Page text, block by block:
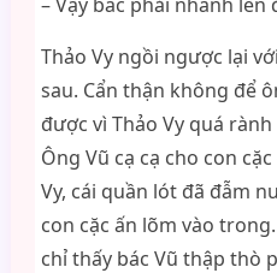
Thảo Vy ngồi ngược lại
sau. Cẩn thận không để
được vì Thảo Vy quá
Ông Vũ cạ cạ cho con
Vy, cái quần lót đã đẫm
con cặc ấn lõm vào
chỉ thấy bác Vũ thập thò